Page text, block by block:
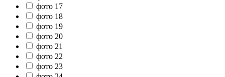
фото 17
фото 18
фото 19
фото 20
фото 21
фото 22
фото 23